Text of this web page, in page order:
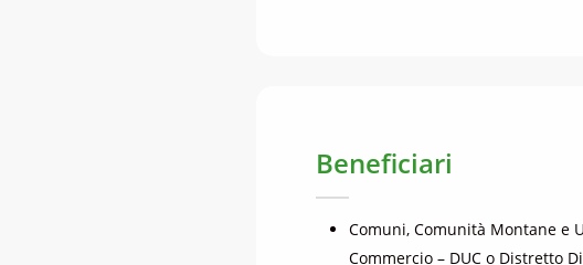
Beneficiari
Comuni, Comunità Montane e
Commercio – DUC o Distretto